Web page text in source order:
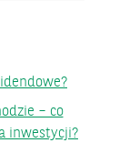
– co
inwestycji?